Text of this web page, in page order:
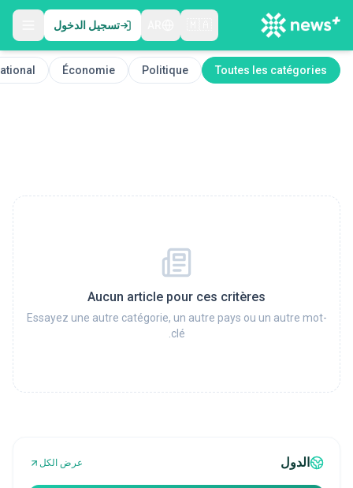
تسجيل الدخول
Toutes les catégories
Politique
Économie
Aucun article pour ces critères
Essayez une autre catégorie, un autre pays ou un autre mot-
clé.
الدول عرض الكل